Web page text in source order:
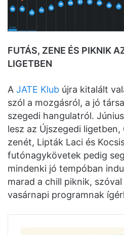
FUTÁS, ZENE ÉS PIKNIK
LIGETBEN
A JATE Klub újra kitalált
szól a mozgásról, a jó
szegedi hangulatról.
lesz az Újszegedi ligetben,
zenét, Lipták Laci és
futónagykövetek pedig
mindenki jó tempóban
marad a chill piknik,
vasárnapi programnak